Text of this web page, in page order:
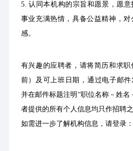
5. 认同本机构的宗旨和愿景，愿
事业充满热情，具备公益精神，对
感。
有兴趣的应聘者，请将简历和求
前）及可上班日期，通过电子邮件
并在邮件标题注明“职位名称－姓名
者提供的所有个人信息均只作招聘之
如需进一步了解机构信息，请登录：